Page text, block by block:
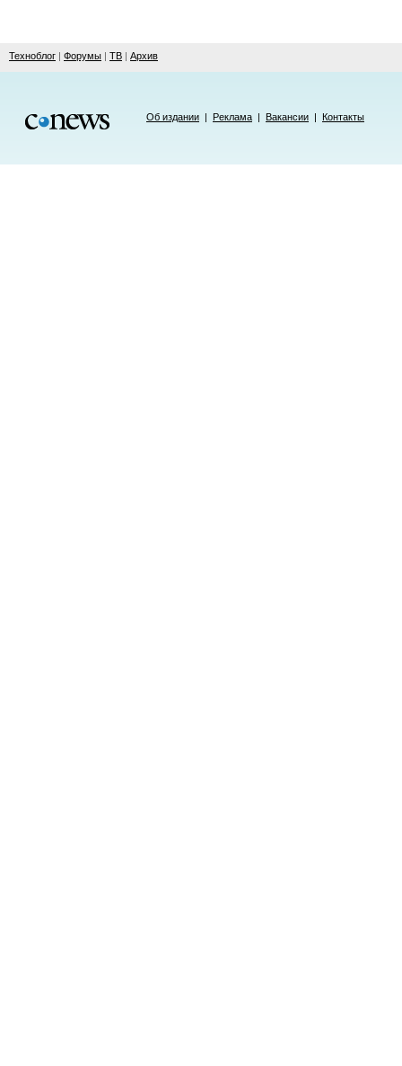
Техноблог | Форумы | ТВ | Архив
Об издании | Реклама | Вакансии | Контакты